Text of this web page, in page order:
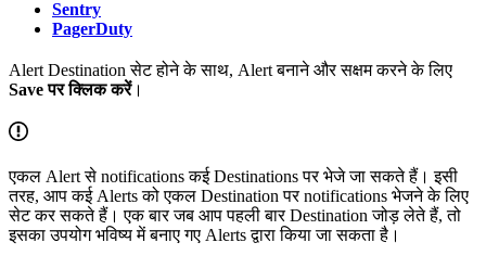
Sentry
PagerDuty
Alert Destination सेट होने के साथ, Alert बनाने और सक्षम करने के लिए
Save पर क्लिक करें।
एकल Alert से notifications कई Destinations पर भेजे जा सकते हैं। इसी
तरह, आप कई Alerts को एकल Destination पर notifications भेजने के लिए
सेट कर सकते हैं। एक बार जब आप पहली बार Destination जोड़ लेते हैं, तो
इसका उपयोग भविष्य में बनाए गए Alerts द्वारा किया जा सकता है।